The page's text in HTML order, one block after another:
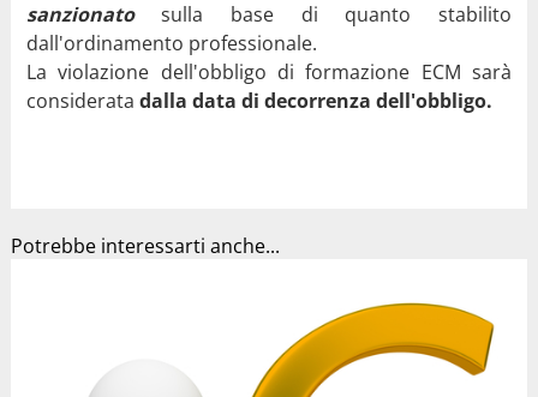
sanzionatosulla base di quanto stabilito
dall'ordinamento professionale.
La violazione dell'obbligo di formazione ECM sarà
considerata dalla data di decorrenza dell'obbligo.
Potrebbe interessarti anche...